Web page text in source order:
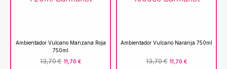
Ambientador Vulcano Manzana Roja
750ml
13,70€ 11,70 €
Ambientador Vulcano Naranja 750ml
13,70€ 11,70 €